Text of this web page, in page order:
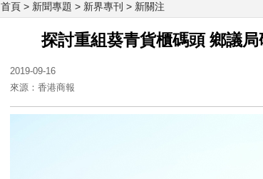
首頁 > 新聞專題 > 新界專刊 > 新關注
探討重組葵青貨櫃碼頭 鄉議
2019-09-16
來源：香港商報